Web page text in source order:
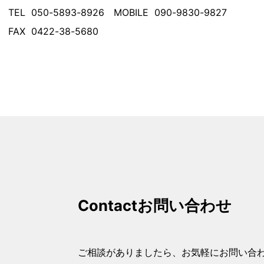
TEL 050-5893-8926 MOBILE 090-9830-9827
FAX 0422-38-5680
Contactお問い合わせ
ご相談がありましたら、お気軽にお問い合